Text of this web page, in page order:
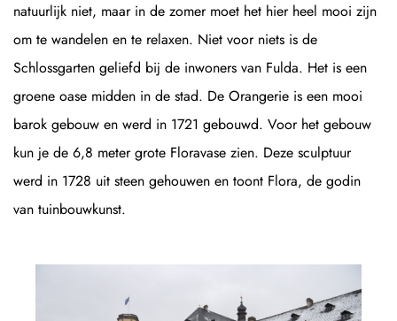
natuurlijk niet, maar in de zomer moet het hier heel mooi zijn
om te wandelen en te relaxen. Niet voor niets is de
Schlossgarten geliefd bij de inwoners van Fulda. Het is een
groene oase midden in de stad. De Orangerie is een mooi
barok gebouw en werd in 1721 gebouwd. Voor het gebouw
kun je de 6,8 meter grote Floravase zien. Deze sculptuur
werd in 1728 uit steen gehouwen en toont Flora, de godin
van tuinbouwkunst.